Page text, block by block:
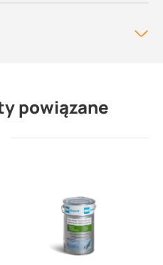
powiązane